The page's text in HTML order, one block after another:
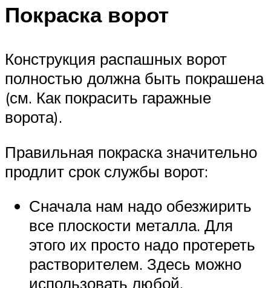
Покраска ворот
Конструкция распашных ворот
полностью должна быть покрашена
(см. Как покрасить гаражные
ворота).
Правильная покраска значительно
продлит срок службы ворот:
Сначала нам надо обезжирить
все плоскости металла. Для
этого их просто надо протереть
растворителем. Здесь можно
использовать любой.